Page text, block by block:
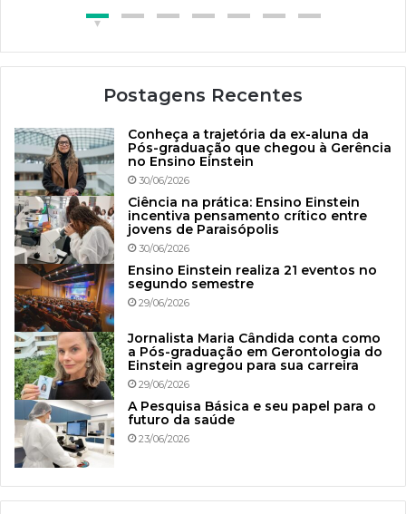
Postagens Recentes
Conheça a trajetória da ex-aluna da
Pós-graduação que chegou à Gerência
no Ensino Einstein
30/06/2026
Ciência na prática: Ensino Einstein
incentiva pensamento crítico entre
jovens de Paraisópolis
30/06/2026
Ensino Einstein realiza 21 eventos no
segundo semestre
29/06/2026
Jornalista Maria Cândida conta como
a Pós-graduação em Gerontologia do
Einstein agregou para sua carreira
29/06/2026
A Pesquisa Básica e seu papel para o
futuro da saúde
23/06/2026